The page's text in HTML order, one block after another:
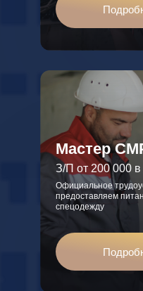
Мастер
З/П от 200 000
Официальное
предоставляем
спецодежду